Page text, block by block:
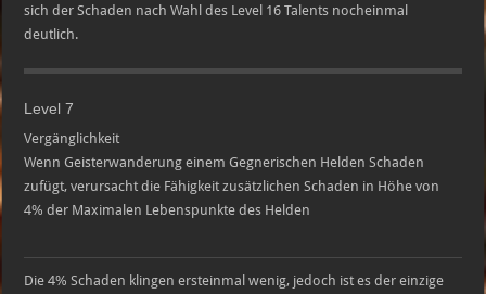
sich der Schaden nach Wahl des Level 16 Talents nocheinmal
deutlich.
Level 7
Vergänglichkeit
Wenn Geisterwanderung einem Gegnerischen Helden Schaden
zufügt, verursacht die Fähigkeit zusätzlichen Schaden in Höhe von
4% der Maximalen Lebenspunkte des Helden
Die 4% Schaden klingen ersteinmal wenig, jedoch ist es der einzige